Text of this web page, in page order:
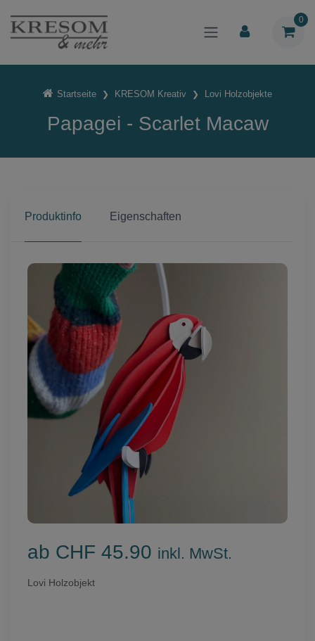
0
Startseite KRESOM Kreativ Lovi Holzobjekte
Papagei - Scarlet Macaw
Produktinfo Eigenschaften
ab CHF 45.90 inkl. MwSt.
Lovi Holzobjekt